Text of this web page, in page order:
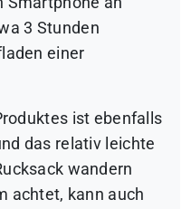
3 Stunden
einer
ist ebenfalls
das relativ leichte
wandern
achtet, kann auch